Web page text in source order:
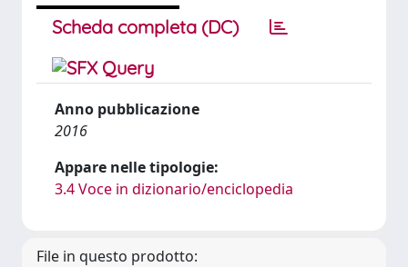
Scheda completa (DC)
Anno pubblicazione
2016
Appare nelle tipologie:
3.4 Voce in dizionario/enciclopedia
File in questo prodotto: